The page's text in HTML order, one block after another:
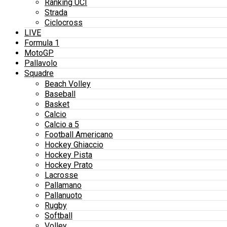
Ranking UCI
Strada
Ciclocross
LIVE
Formula 1
MotoGP
Pallavolo
Squadre
Beach Volley
Baseball
Basket
Calcio
Calcio a 5
Football Americano
Hockey Ghiaccio
Hockey Pista
Hockey Prato
Lacrosse
Pallamano
Pallanuoto
Rugby
Softball